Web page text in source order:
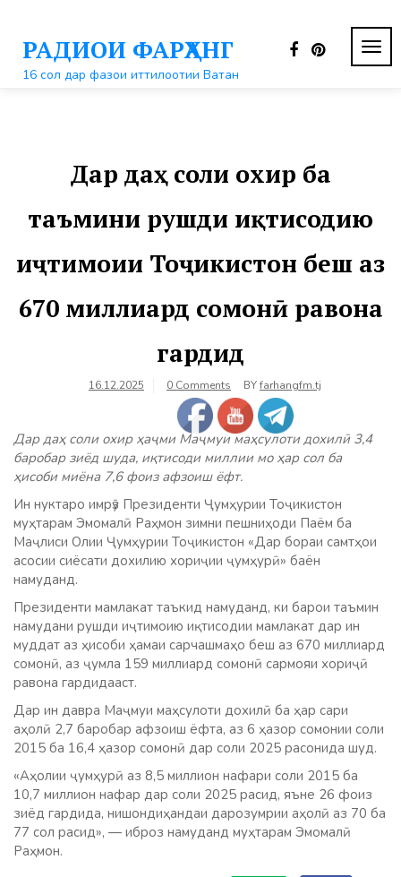
контентуРАДИОИ ФАРҲАНГ
16 сол дар фазои иттилоотии Ватан
Дар даҳ соли охир ба
таъмини рушди иқтисодию
иҷтимоии Тоҷикистон беш аз
670 миллиард сомонӣ равона
гардид
16.12.2025 0 Comments BYfarhangfm.tj
Дар даҳ соли охир ҳаҷми Маҷмуи маҳсулоти дохилӣ 3,4
баробар зиёд шуда, иқтисоди миллии мо ҳар сол ба
ҳисоби миёна 7,6 фоиз афзоиш ёфт.
Ин нуктаро имрӯз Президенти Ҷумҳурии Тоҷикистон
муҳтарам Эмомалӣ Раҳмон зимни пешниҳоди Паём ба
Маҷлиси Олии Ҷумҳурии Тоҷикистон «Дар бораи самтҳои
асосии сиёсати дохилию хориҷии ҷумҳурӣ» баён
намуданд.
Президенти мамлакат таъкид намуданд, ки барои таъмин
намудани рушди иҷтимоию иқтисодии мамлакат дар ин
муддат аз ҳисоби ҳамаи сарчашмаҳо беш аз 670 миллиард
сомонӣ, аз ҷумла 159 миллиард сомонӣ сармояи хориҷӣ
равона гардидааст.
Дар ин давра Маҷмуи маҳсулоти дохилӣ ба ҳар сари
аҳолӣ 2,7 баробар афзоиш ёфта, аз 6 ҳазор сомонии соли
2015 ба 16,4 ҳазор сомонӣ дар соли 2025 расонида шуд.
«Аҳолии ҷумҳурӣ аз 8,5 миллион нафари соли 2015 ба
10,7 миллион нафар дар соли 2025 расид, яъне 26 фоиз
зиёд гардида, нишондиҳандаи дарозумрии аҳолӣ аз 70 ба
77 сол расид», — иброз намуданд муҳтарам Эмомалӣ
Раҳмон.